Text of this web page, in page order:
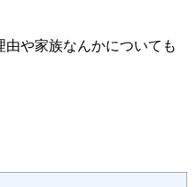
や家族なんかについても